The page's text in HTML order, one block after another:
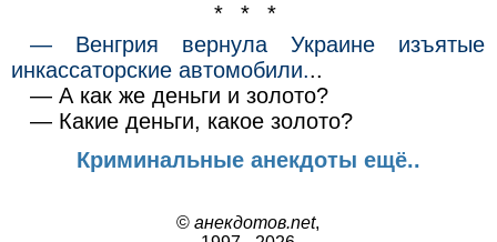
* * *
— Венгрия вернула Украине изъятые
инкассаторские автомобили...
— А как же деньги и золото?
— Какие деньги, какое золото?
Криминальные анекдоты ещё..
© анекдотов.net,